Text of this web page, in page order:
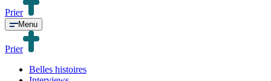
Prier
Menu
Prier
Belles histoires